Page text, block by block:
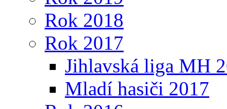
Rok 2018
Rok 2017
Jihlavská liga MH
Mladí hasiči 2017